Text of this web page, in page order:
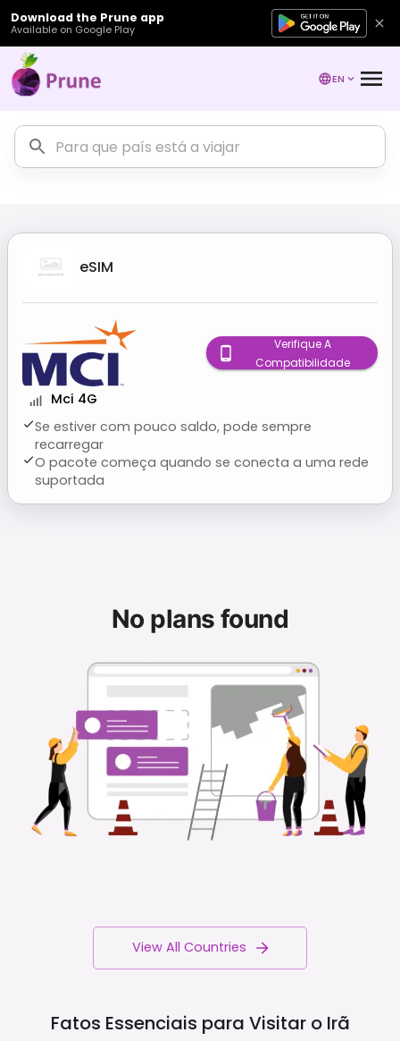
Download the Prune app
Available on Google Play
EN
eSIM
Mci 4G
Se estiver com pouco saldo, pode sempre
recarregar
O pacote começa quando se conecta a uma rede
suportada
Verifique A
Compatibilidade
No plans found
View All Countries
Fatos Essenciais para Visitar o Irã